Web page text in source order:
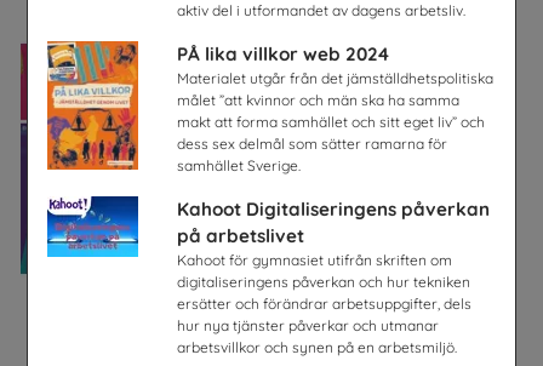
aktiv del i utformandet av dagens arbetsliv.
PÅ lika villkor web 2024
Materialet utgår från det jämställdhetspolitiska
målet ”att kvinnor och män ska ha samma
makt att forma samhället och sitt eget liv” och
dess sex delmål som sätter ramarna för
samhället Sverige.
Kahoot Digitaliseringens påverkan
på arbetslivet
Kahoot för gymnasiet utifrån skriften om
digitaliseringens påverkan och hur tekniken
ersätter och förändrar arbetsuppgifter, dels
hur nya tjänster påverkar och utmanar
arbetsvillkor och synen på en arbetsmiljö.
anläggningsprogrammet
Byggbranschens yrkesnämnd
Flygteknikutbildning på
gymnasieskolan
TYA